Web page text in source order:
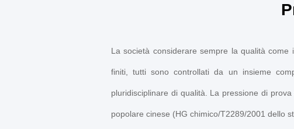
La società considerare sempre la qualità
finiti, tutti sono controllati da un insieme
pluridisciplinare di qualità. La pressione di
popolare cinese (HG chimico/T2289/2001 dello